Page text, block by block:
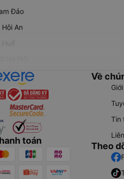
Đảo
An
toán
Về
Tin
Theo